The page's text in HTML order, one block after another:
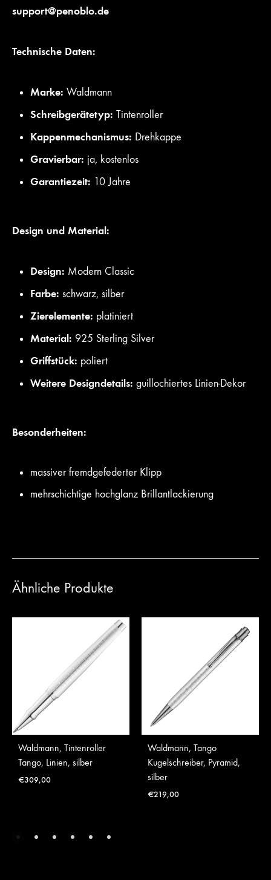
support@penoblo.de
Technische Daten:
Marke: Waldmann
Schreibgerätetyp: Tintenroller
Kappenmechanismus: Drehkappe
Gravierbar: ja, kostenlos
Garantiezeit: 10 Jahre
Design und Material:
Design: Modern Classic
Farbe: schwarz, silber
Zierelemente: platiniert
Material: 925 Sterling Silver
Griffstück: poliert
Weitere Designdetails: guillochiertes Linien-Dekor
Besonderheiten:
massiver fremdgefederter Klipp
mehrschichtige hochglanz Brillantlackierung
Ähnliche Produkte
Waldmann, Tintenroller
Tango, Linien, silber
€309,00
Waldmann, Tango
Kugelschreiber, Pyramid,
silber
€219,00